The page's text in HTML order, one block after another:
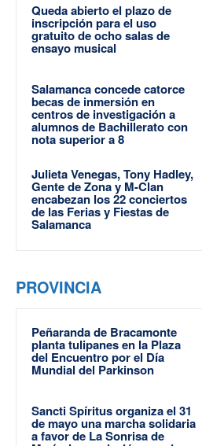
Queda abierto el plazo de
inscripción para el uso
gratuito de ocho salas de
ensayo musical
Salamanca concede catorce
becas de inmersión en
centros de investigación a
alumnos de Bachillerato con
nota superior a 8
Julieta Venegas, Tony Hadley,
Gente de Zona y M-Clan
encabezan los 22 conciertos
de las Ferias y Fiestas de
Salamanca
PROVINCIA
Peñaranda de Bracamonte
planta tulipanes en la Plaza
del Encuentro por el Día
Mundial del Parkinson
Sancti Spíritus organiza el 31
de mayo una marcha solidaria
a favor de La Sonrisa de